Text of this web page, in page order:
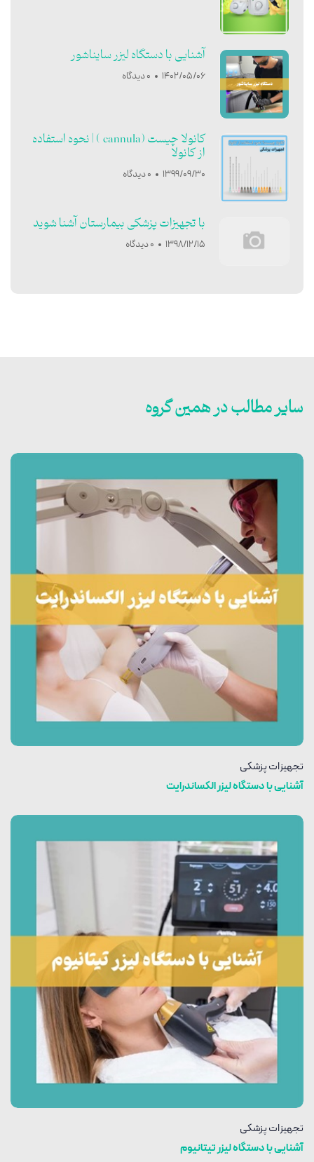
آشنایی با دستگاه لیزر سایناشور
1402/05/06 0 دیدگاه
کانولا چیست (cannula ) | نحوه استفاده
از کانولا
1399/09/30 0 دیدگاه
با تجهیزات پزشکی بیمارستان آشنا شوید
1398/12/15 0 دیدگاه
سایر مطالب در همین گروه
تجهیزات پزشکی
آشنایی با دستگاه لیزر الکساندرایت
تجهیزات پزشکی
آشنایی با دستگاه لیزر تیتانیوم